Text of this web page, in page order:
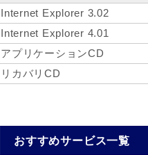
Internet Explorer 3.02
Internet Explorer 4.01
アプリケーションCD
リカバリCD
おすすめサービス一覧